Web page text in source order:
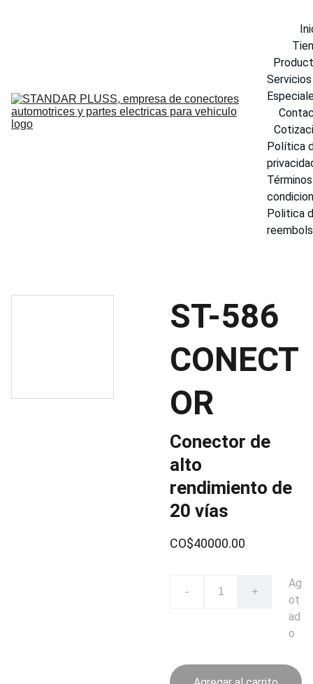
Servicios
Política
Politica
ST-586
CONECT
OR
Conector de
alto
rendimiento de
20 vías
CO$40000.00
- +
Ag
ot
ad
o